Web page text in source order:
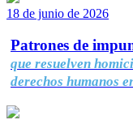
18 de junio de 2026
Patrones de
que resuelven
derechos humanos